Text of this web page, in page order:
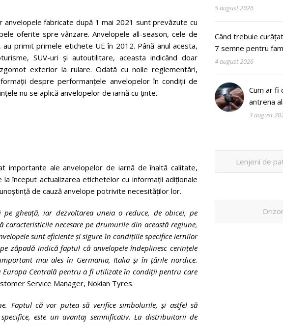
fabricate după 1 mai 2021 sunt prevăzute cu
oferite spre vânzare. Anvelopele all-season, cele de
primit primele etichete UE în 2012. Până anul acesta,
SUV-uri și autoutilitare, aceasta indicând doar
exterior la rulare. Odată cu noile reglementări,
despre performanțele anvelopelor în condiții de
nu se aplică anvelopelor de iarnă cu ținte.
importante ale anvelopelor de iarnă de înaltă calitate,
început actualizarea etichetelor cu informații adiționale
de cauză anvelope potrivite necesităților lor.
gheață, iar dezvoltarea uneia o reduce, de obicei, pe
necesare pe drumurile din această regiune,
sunt eficiente și sigure în condițiile specifice iernilor
zăpadă indică faptul că anvelopele îndeplinesc cerințele
mai ales în Germania, Italia și în țările nordice.
Centrală pentru a fi utilizate în condiții pentru care
Service Manager, Nokian Tyres.
Faptul că vor putea să verifice simbolurile, și astfel să
este un avantaj semnificativ. La distribuitorii de
5 august 2026
Când trebuie
7 semne pentru
4 august 2026
Cum ar fi
antrena
3 august
Lenjerii de